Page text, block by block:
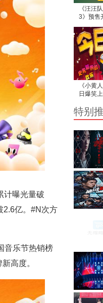
计曝光量破
2.6亿。#N次方
音乐节热销榜
高度。
《汪汪
3》预售
《小黄
日爆笑
特别